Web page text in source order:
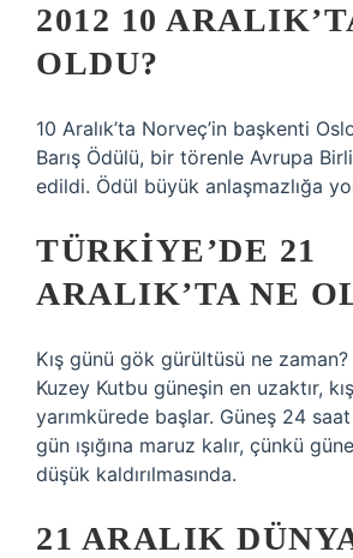
2012 10
OLDU?
10 Aralık’ta Norveç’in başkenti
Barış Ödülü, bir törenle Avrupa
edildi. Ödül büyük anlaşmazlığa
TÜRKIYE’DE 21
ARALIK’TA NE
Kış günü gök gürültüsü ne zaman?
Kuzey Kutbu güneşin en uzaktır,
yarımkürede başlar. Güneş 24
gün ışığına maruz kalır, çünkü
düşük kaldırılmasında.
21 ARALIK